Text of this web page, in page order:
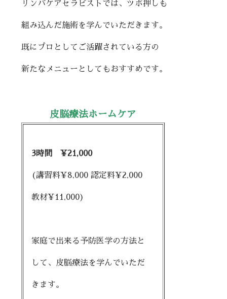
リンパケアセラピストでは、ツボ押しも
組み込んだ施術を学んでいただきます。
既にプロとしてご活躍されている方の
新たなメニューとしてもおすすめです。
皮脳療法ホームケア
3時間 ¥21,000
(講習料¥8,000 認定料¥2,000
教材¥11,000)
家庭で出来る予防医学の方法と
して、皮脳療法を学んでいただ
きます。